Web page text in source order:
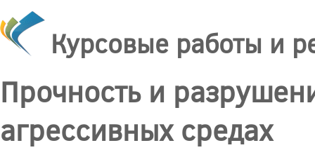
Курсовые работы и
Прочность и
агрессивных средах